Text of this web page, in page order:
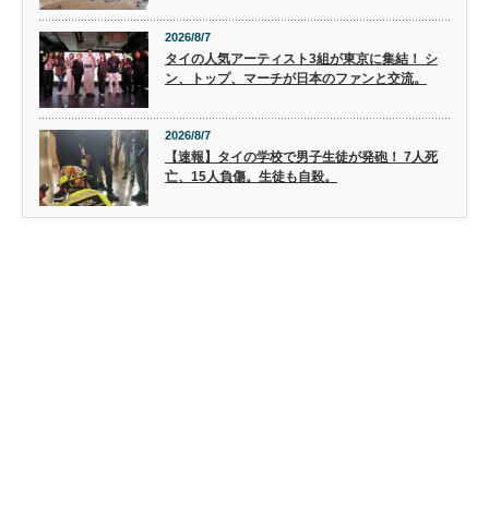
2026/8/7
タイの人気アーティスト3組が東京に集結！ シ
ン、トップ、マーチが日本のファンと交流。
2026/8/7
【速報】タイの学校で男子生徒が発砲！ 7人死
亡、15人負傷。生徒も自殺。